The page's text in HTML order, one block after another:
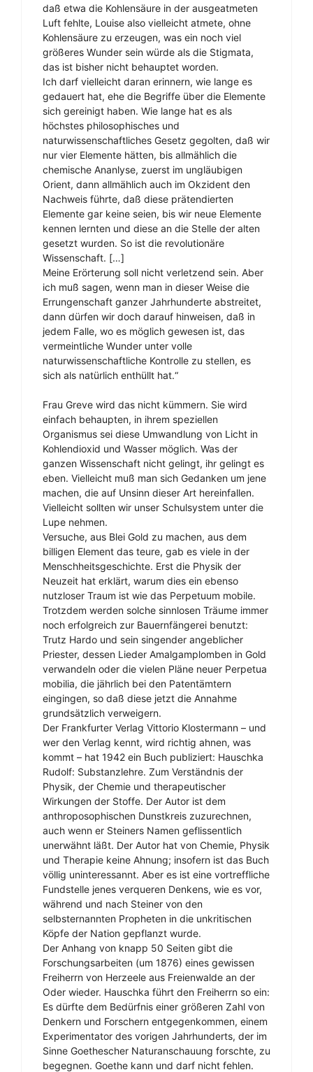
daß etwa die Kohlensäure in der ausgeatmeten
Luft fehlte, Louise also vielleicht atmete, ohne
Kohlensäure zu erzeugen, was ein noch viel
größeres Wunder sein würde als die Stigmata,
das ist bisher nicht behauptet worden.
Ich darf vielleicht daran erinnern, wie lange es
gedauert hat, ehe die Begriffe über die Elemente
sich gereinigt haben. Wie lange hat es als
höchstes philosophisches und
naturwissenschaftliches Gesetz gegolten, daß wir
nur vier Elemente hätten, bis allmählich die
chemische Ananlyse, zuerst im ungläubigen
Orient, dann allmählich auch im Okzident den
Nachweis führte, daß diese prätendierten
Elemente gar keine seien, bis wir neue Elemente
kennen lernten und diese an die Stelle der alten
gesetzt wurden. So ist die revolutionäre
Wissenschaft. […]
Meine Erörterung soll nicht verletzend sein. Aber
ich muß sagen, wenn man in dieser Weise die
Errungenschaft ganzer Jahrhunderte abstreitet,
dann dürfen wir doch darauf hinweisen, daß in
jedem Falle, wo es möglich gewesen ist, das
vermeintliche Wunder unter volle
naturwissenschaftliche Kontrolle zu stellen, es
sich als natürlich enthüllt hat.“
Frau Greve wird das nicht kümmern. Sie wird
einfach behaupten, in ihrem speziellen
Organismus sei diese Umwandlung von Licht in
Kohlendioxid und Wasser möglich. Was der
ganzen Wissenschaft nicht gelingt, ihr gelingt es
eben. Vielleicht muß man sich Gedanken um jene
machen, die auf Unsinn dieser Art hereinfallen.
Vielleicht sollten wir unser Schulsystem unter die
Lupe nehmen.
Versuche, aus Blei Gold zu machen, aus dem
billigen Element das teure, gab es viele in der
Menschheitsgeschichte. Erst die Physik der
Neuzeit hat erklärt, warum dies ein ebenso
nutzloser Traum ist wie das Perpetuum mobile.
Trotzdem werden solche sinnlosen Träume immer
noch erfolgreich zur Bauernfängerei benutzt:
Trutz Hardo und sein singender angeblicher
Priester, dessen Lieder Amalgamplomben in Gold
verwandeln oder die vielen Pläne neuer Perpetua
mobilia, die jährlich bei den Patentämtern
eingingen, so daß diese jetzt die Annahme
grundsätzlich verweigern.
Der Frankfurter Verlag Vittorio Klostermann – und
wer den Verlag kennt, wird richtig ahnen, was
kommt – hat 1942 ein Buch publiziert: Hauschka
Rudolf: Substanzlehre. Zum Verständnis der
Physik, der Chemie und therapeutischer
Wirkungen der Stoffe. Der Autor ist dem
anthroposophischen Dunstkreis zuzurechnen,
auch wenn er Steiners Namen geflissentlich
unerwähnt läßt. Der Autor hat von Chemie, Physik
und Therapie keine Ahnung; insofern ist das Buch
völlig uninteressannt. Aber es ist eine vortreffliche
Fundstelle jenes verqueren Denkens, wie es vor,
während und nach Steiner von den
selbsternannten Propheten in die unkritischen
Köpfe der Nation gepflanzt wurde.
Der Anhang von knapp 50 Seiten gibt die
Forschungsarbeiten (um 1876) eines gewissen
Freiherrn von Herzeele aus Freienwalde an der
Oder wieder. Hauschka führt den Freiherrn so ein:
Es dürfte dem Bedürfnis einer größeren Zahl von
Denkern und Forschern entgegenkommen, einem
Experimentator des vorigen Jahrhunderts, der im
Sinne Goethescher Naturanschauung forschte, zu
begegnen. Goethe kann und darf nicht fehlen.